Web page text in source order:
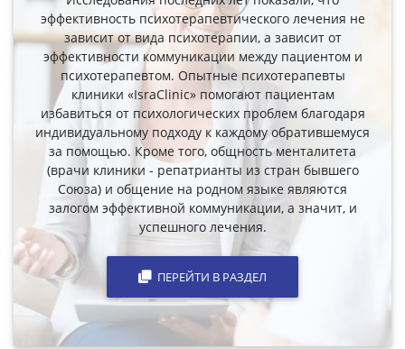
эффективность психотерапевтического лечения не
зависит от вида психотерапии, а зависит от
эффективности коммуникации между пациентом и
психотерапевтом. Опытные психотерапевты
клиники «IsraClinic» помогают пациентам
избавиться от психологических проблем благодаря
индивидуальному подходу к каждому обратившемуся
за помощью. Кроме того, общность менталитета
(врачи клиники - репатрианты из стран бывшего
Союза) и общение на родном языке являются
залогом эффективной коммуникации, а значит, и
успешного лечения.
ПЕРЕЙТИ В РАЗДЕЛ